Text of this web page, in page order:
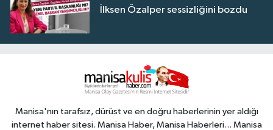
İlksen Özalper sessizliğini bozdu
Manisa'nın tarafsız, dürüst ve en doğru haberlerinin yer aldığı
internet haber sitesi. Manisa Haber, Manisa Haberleri... Manisa